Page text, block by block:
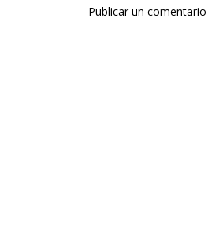
Publicar un comentario